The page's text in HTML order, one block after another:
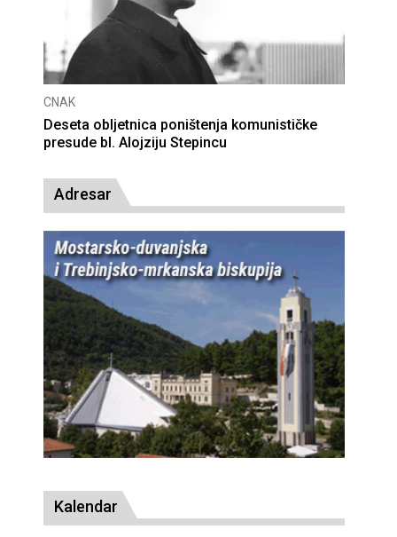
CNAK
Deseta obljetnica poništenja komunističke
presude bl. Alojziju Stepincu
Adresar
Kalendar